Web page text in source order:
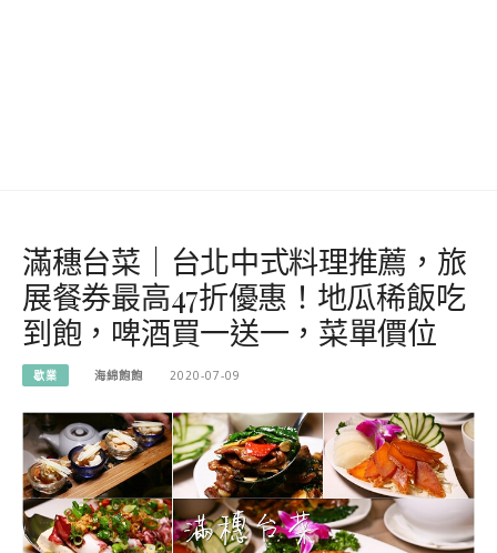
滿穗台菜｜台北中式料理推薦，旅
展餐券最高47折優惠！地瓜稀飯吃
到飽，啤酒買一送一，菜單價位
歇業 海綿飽飽 2020-07-09